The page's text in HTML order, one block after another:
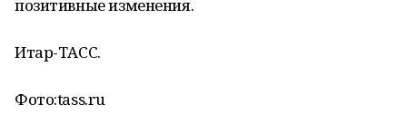
позитивные изменения.
Итар-ТАСС.
Фото:tass.ru